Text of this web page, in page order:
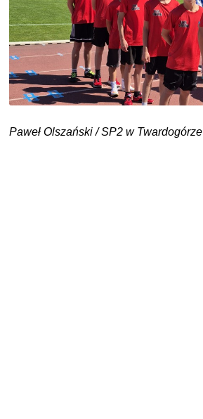
Paweł Olszański / SP2 w Twardogórze